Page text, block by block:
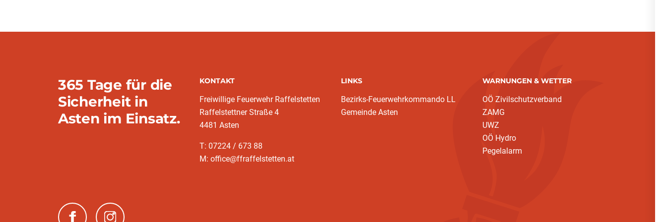
365 Tage für die
Sicherheit in
Asten im Einsatz.
KONTAKT
Freiwillige Feuerwehr Raffelstetten
Raffelstettner Straße 4
4481 Asten
T: 07224 / 673 88
M: office@ffraffelstetten.at
LINKS
Bezirks-Feuerwehrkommando LL
Gemeinde Asten
WARNUNGEN & WETTER
OÖ Zivilschutzverband
ZAMG
UWZ
OÖ Hydro
Pegelalarm